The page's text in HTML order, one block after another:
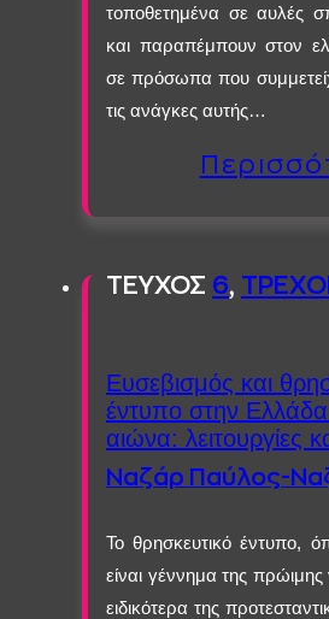
τοποθετημένα σε αυλές
και παραπέμπουν στον
σε πρόσωπα που
τις ανάγκες αυτής…
ΤΕΥΧΟΣ 6,
Ευσεβισμός και
έντυπο στην
αιώνα: λειτουργίες
Ναζάρ Παύλος-
Το θρησκευτικό έντυπο,
είναι γέννημα της πρώιμης
ειδικότερα της